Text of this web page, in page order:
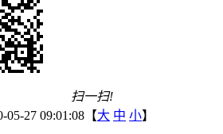
扫一扫!
05-27 09:01:08【大 中 小】